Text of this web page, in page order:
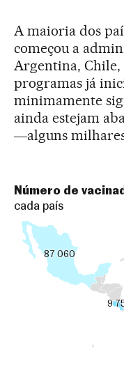
A maioria dos
começou a
Argentina, Chile,
programas já
minimamente
ainda estejam
―alguns milhares